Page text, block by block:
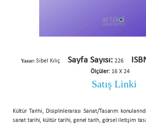
Yazar: Sibel Kılıç Sayfa Sayısı:226
Ölçüler: 16 X 24
Satış Linki
Kültür Tarihi, Disiplinlerarası Sanat/Tasarım
sanat tarihi, kültür tarihi, genel tarih, görsel iletişim